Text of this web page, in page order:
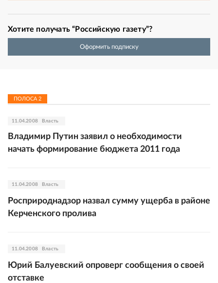
Хотите получать “Российскую газету”?
Оформить подписку
ПОЛОСА 2
11.04.2008 Власть
Владимир Путин заявил о необходимости
начать формирование бюджета 2011 года
11.04.2008 Власть
Росприроднадзор назвал сумму ущерба в районе
Керченского пролива
11.04.2008 Власть
Юрий Балуевский опроверг сообщения о своей
отставке